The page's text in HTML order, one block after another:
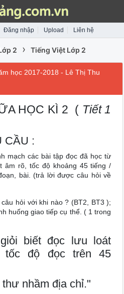
Đăng nhập Upload Liên hệ
2 › Tiếng Việt Lớp 2
học 2017-2018 - Lê Thị Thu
HỌC KÌ 2 ( Tiết 1
CẦU :
các bài tập đọc đã học từ
âm rõ, tốc độ khoảng 45 tiếng /
bài. (trả lời được câu hỏi về
với khi nào ? (BT2, BT3 );
huống giao tiếp cụ thể. ( 1 trong
biết đọc lưu loát
tốc độ đọc trên 45
nhầm địa chỉ."